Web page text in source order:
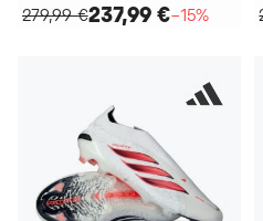
279,99 €237,99 €−15%